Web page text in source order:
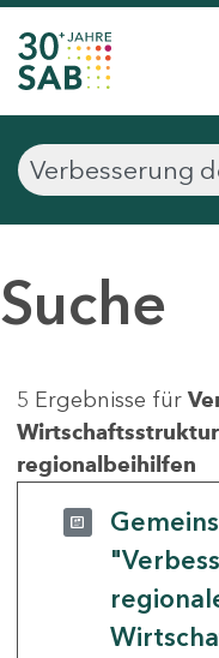
Suche
5 Ergebnisse für
regionalbeihilfen